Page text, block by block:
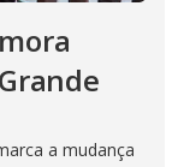
a mudança